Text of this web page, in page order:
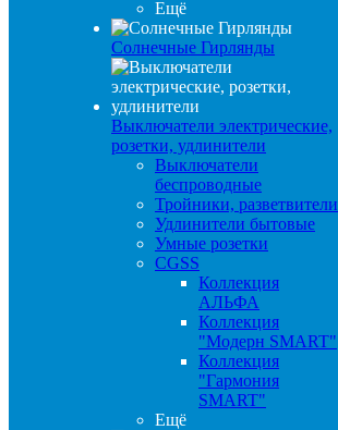
Ещё
Солнечные Гирлянды
Выключатели электрические,
розетки, удлинители
Выключатели
беспроводные
Тройники, разветвители
Удлинители бытовые
Умные розетки
CGSS
Коллекция
АЛЬФА
Коллекция
"Модерн SMART"
Коллекция
"Гармония
SMART"
Ещё